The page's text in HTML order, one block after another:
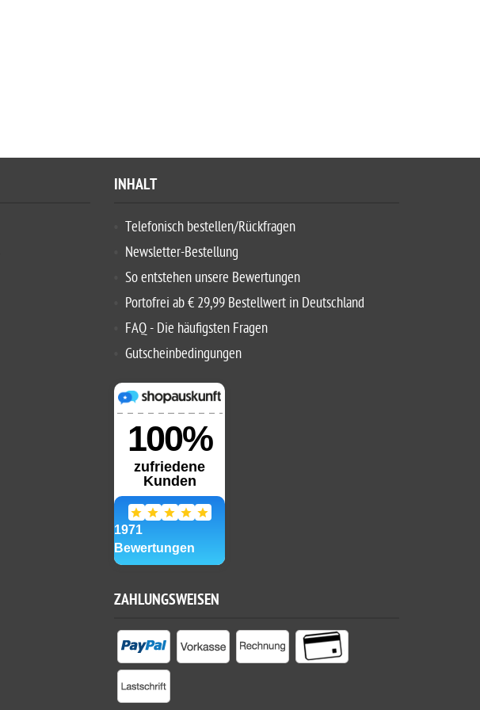
INHALT
Telefonisch bestellen/Rückfragen
Newsletter-Bestellung
So entstehen unsere Bewertungen
Portofrei ab € 29,99 Bestellwert in Deutschland
FAQ - Die häufigsten Fragen
Gutscheinbedingungen
ZAHLUNGSWEISEN